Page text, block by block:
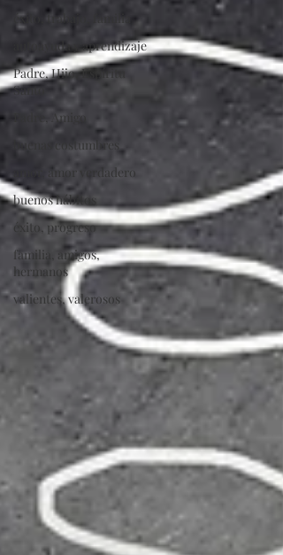
éxito, trabajo, familia
autoayuda y aprendizaje
Padre, Hijo, Espíritu
Santo
Padre, Amigo
buenas costumbres
amor, amor verdadero
buenos hábitos
éxito, progreso
familia, amigos,
hermanos
valientes, valerosos